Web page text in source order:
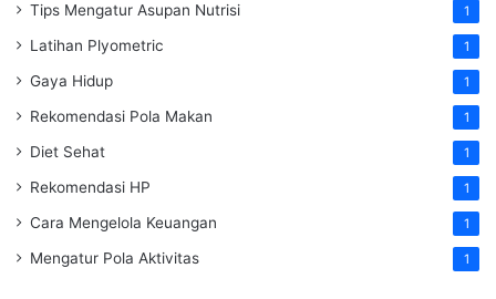
Tips Mengatur Asupan Nutrisi 1
Latihan Plyometric 1
Gaya Hidup 1
Rekomendasi Pola Makan 1
Diet Sehat 1
Rekomendasi HP 1
Cara Mengelola Keuangan 1
Mengatur Pola Aktivitas 1